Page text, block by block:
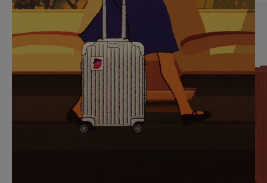
SUR
POUR
METTRE
PAUSE
VEUILLEZ
CLIQUER
POUR
RÉACTIVER
LE
SON